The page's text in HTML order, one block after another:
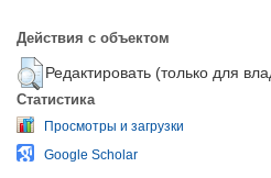
Действия с объектом
Редактировать (только для
Статистика
Просмотры и загрузки
Google Scholar